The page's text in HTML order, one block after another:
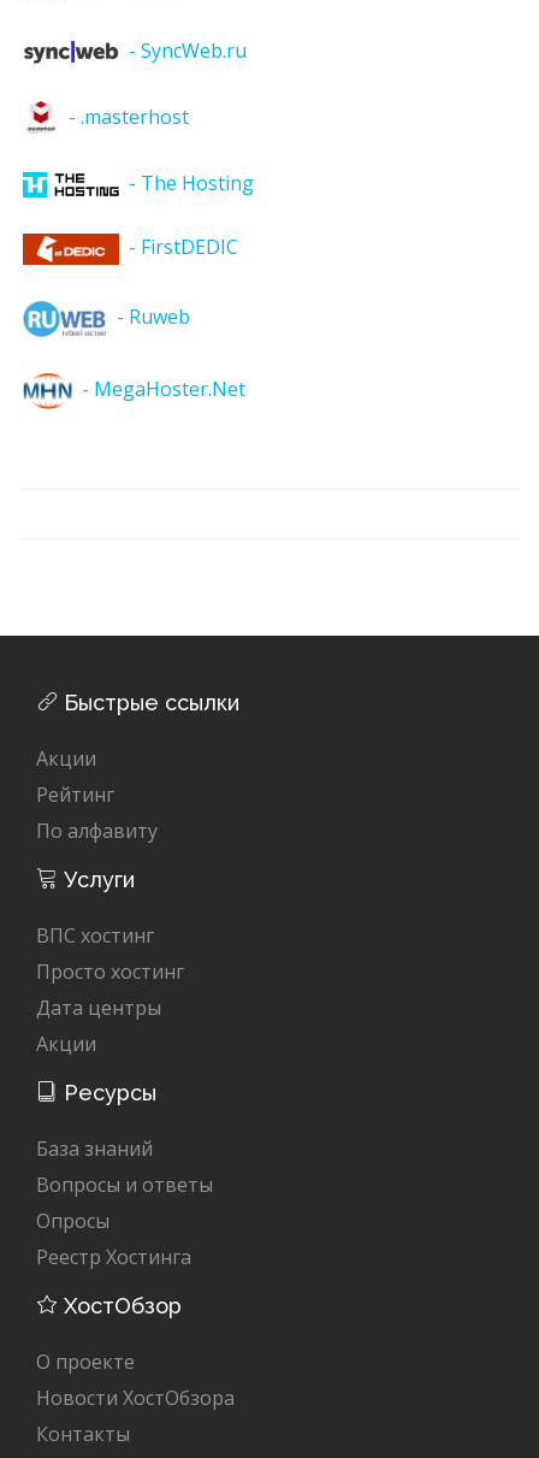
- SyncWeb.ru
- .masterhost
- The Hosting
- FirstDEDIC
- Ruweb
- MegaHoster.Net
Быстрые ссылки
Акции
Рейтинг
По алфавиту
Услуги
ВПС хостинг
Просто хостинг
Дата центры
Акции
Ресурсы
База знаний
Вопросы и ответы
Опросы
Реестр Хостинга
ХостОбзор
О проекте
Новости ХостОбзора
Контакты